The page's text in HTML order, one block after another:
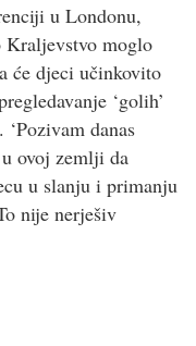
u Londonu,
moglo
će djeci učinkovito
‘golih’
danas
ovoj zemlji da
u slanju i primanju
nije nerješiv